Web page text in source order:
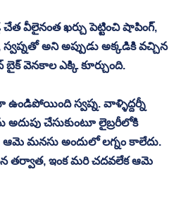
వీలైనంత ఖర్చు పెట్టించి షాపింగ్,
అని అప్పుడు అక్కడికి వచ్చిన
ఎక్కి కూర్చుంది.
ఉండిపోయింది స్వప్న. వాళ్ళిద్దర్నీ
చేసుకుంటూ లైబ్రరీలోకి
ఆమె మనసు అందులో లగ్నం కాలేదు.
తర్వాత, ఇంక మరి చదవలేక ఆమె